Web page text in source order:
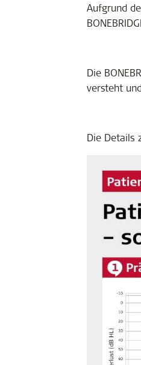
Aufgrund
Die
versteht
Die Details